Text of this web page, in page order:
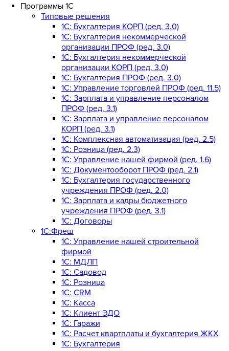
Программы 1С
Типовые решения
1C: Бухгалтерия КОРП (ред. 3.0)
1С: Бухгалтерия некоммерческой
организации ПРОФ (ред. 3.0)
1С: Бухгалтерия некоммерческой
организации КОРП (ред. 3.0)
1C: Бухгалтерия ПРОФ (ред. 3.0)
1C: Управление торговлей ПРОФ (ред. 11.5)
1C: Зарплата и управление персоналом
ПРОФ (ред. 3.1)
1C: Зарплата и управление персоналом
КОРП (ред. 3.1)
1C: Комплексная автоматизация (ред. 2.5)
1С: Розница (ред. 2.3)
1С: Управление нашей фирмой (ред. 1.6)
1С: Документооборот ПРОФ (ред. 2.1)
1C: Бухгалтерия государственного
учреждения ПРОФ (ред. 2.0)
1C: Зарплата и кадры бюджетного
учреждения ПРОФ (ред. 3.1)
1С: Договоры
1С:Фреш
1С: Управление нашей строительной
фирмой
1С: МДЛП
1С: Садовод
1С: Розница
1C: CRM
1C: Касса
1С: Клиент ЭДО
1С: Гаражи
1C: Расчет квартплаты и бухгалтерия ЖКХ
1C: Бухгалтерия